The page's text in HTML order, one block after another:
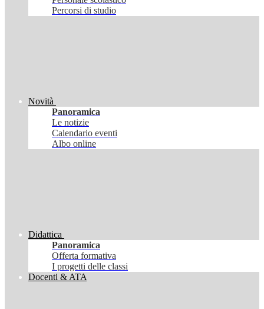
Percorsi di studio
Novità
Panoramica
Le notizie
Calendario eventi
Albo online
Didattica
Panoramica
Offerta formativa
I progetti delle classi
Docenti & ATA